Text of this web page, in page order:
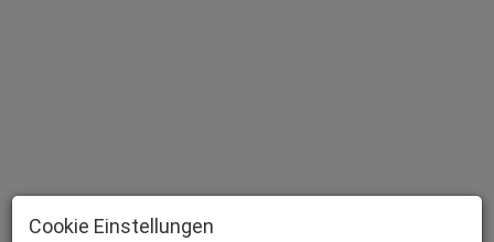
Cookie Einstellungen